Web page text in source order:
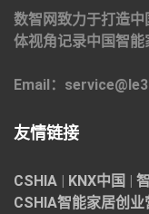
数智网致力于打造
体视角记录中国智能
Email：
友情链接
CSHIA | KNX中国 |
CSHIA智能家居创业